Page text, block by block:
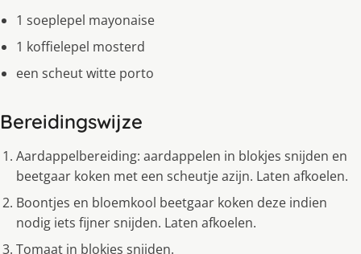
1 soeplepel mayonaise
1 koffielepel mosterd
een scheut witte porto
Bereidingswijze
Aardappelbereiding: aardappelen in blokjes snijden en
beetgaar koken met een scheutje azijn. Laten afkoelen.
Boontjes en bloemkool beetgaar koken deze indien
nodig iets fijner snijden. Laten afkoelen.
Tomaat in blokjes snijden.